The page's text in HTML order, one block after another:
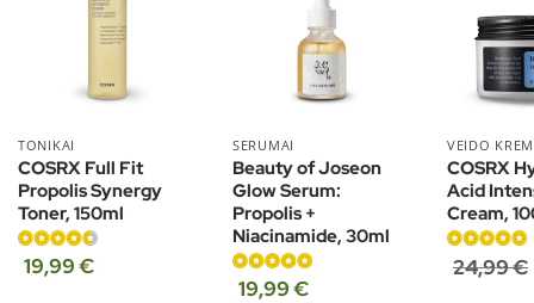
TONIKAI
COSRX Full Fit
Propolis Synergy
Toner, 150ml
Įvertinimas:
19,99€
SERUMAI
Beauty of Joseon
Glow Serum:
Propolis +
Niacinamide, 30ml
Įvertinimas:
19,99€
VEIDO
COSRX
Acid
Cream,
Įvertinimas:
iš 5
24,99€